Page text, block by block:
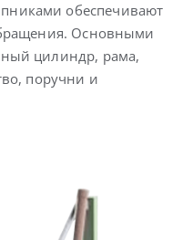
обеспечивают
Основными
цилиндр, рама,
поручни и